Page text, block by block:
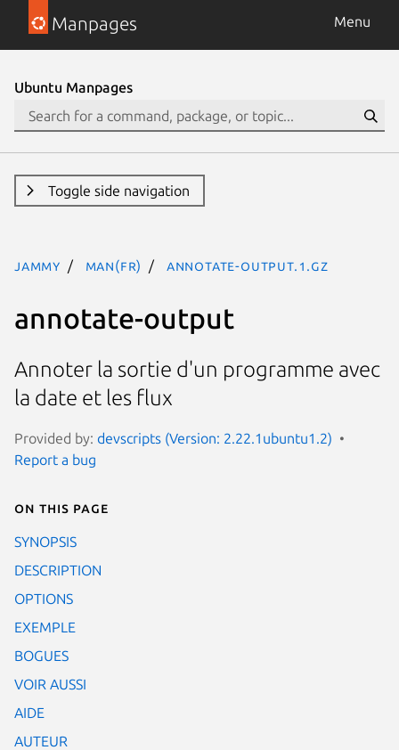
Manpages Menu
Ubuntu Manpages
Toggle side navigation
jammy man(fr) annotate-output.1.gz
annotate-output
Annoter la sortie d'un programme avec
la date et les flux
Provided by: devscripts (Version: 2.22.1ubuntu1.2)
Report a bug
On this page
SYNOPSIS
DESCRIPTION
OPTIONS
EXEMPLE
BOGUES
VOIR AUSSI
AIDE
AUTEUR